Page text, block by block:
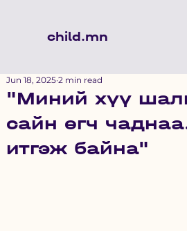
child.mn
"Миний хүү
сайн өгч
итгэж байна"
Jun 18, 2025 2 min read